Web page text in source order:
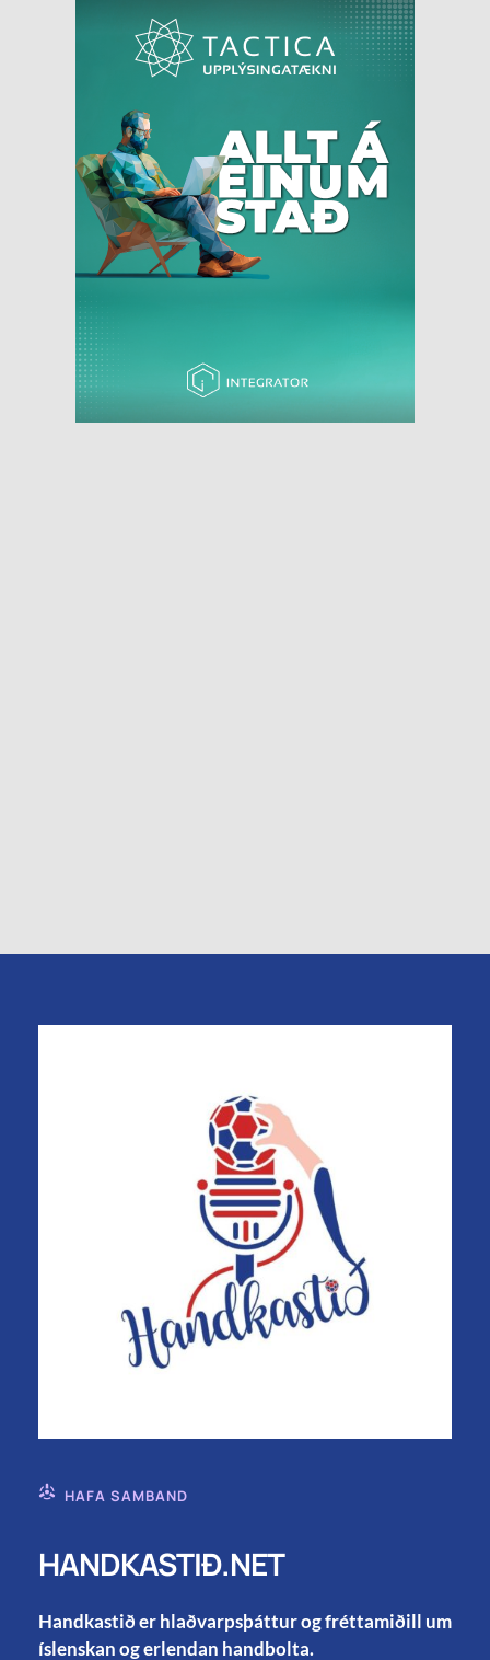
HAFA SAMBAND
HANDKASTIÐ.NET
Handkastið er hlaðvarpsþáttur og fréttamiðill um
íslenskan og erlendan handbolta.